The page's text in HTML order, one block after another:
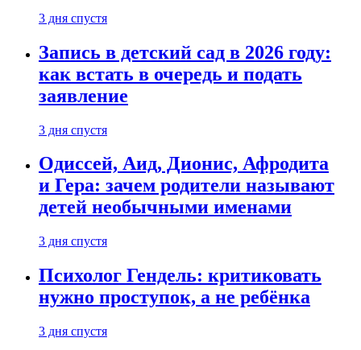
3 дня спустя
Запись в детский сад в 2026 году:
как встать в очередь и подать
заявление
3 дня спустя
Одиссей, Аид, Дионис, Афродита
и Гера: зачем родители называют
детей необычными именами
3 дня спустя
Психолог Гендель: критиковать
нужно проступок, а не ребёнка
3 дня спустя